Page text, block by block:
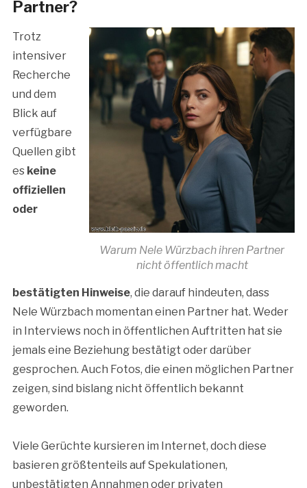
Partner?
Warum Nele Würzbach ihren Partner
nicht öffentlich macht
Trotz
intensiver
Recherche
und dem
Blick auf
verfügbare
Quellen gibt
es keine
offiziellen
oder
bestätigten Hinweise, die darauf hindeuten, dass
Nele Würzbach momentan einen Partner hat. Weder
in Interviews noch in öffentlichen Auftritten hat sie
jemals eine Beziehung bestätigt oder darüber
gesprochen. Auch Fotos, die einen möglichen Partner
zeigen, sind bislang nicht öffentlich bekannt
geworden.
Viele Gerüchte kursieren im Internet, doch diese
basieren größtenteils auf Spekulationen,
unbestätigten Annahmen oder privaten